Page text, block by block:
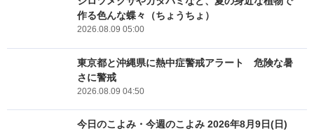
作る色んな蝶々（ちょうちょ）
2026.08.09 05:00
東京都と沖縄県に熱中症警戒アラート 危険な暑
さに警戒
2026.08.09 04:50
今日のこよみ・今週のこよみ 2026年8月9日(日)